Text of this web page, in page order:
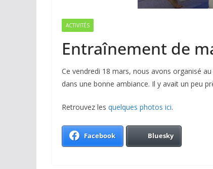
ACTIVITÉS
Entraînement de
Ce vendredi 18 mars, nous avons organisé
dans une bonne ambiance. Il y avait un peu
Retrouvez les quelques photos ici.
Facebook Bluesky